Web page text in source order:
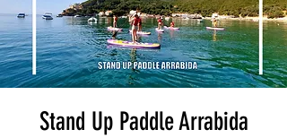
Stand Up Paddle Arrabida